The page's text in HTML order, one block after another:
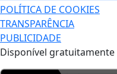
POLÍTICA DE COOKIES
TRANSPARÊNCIA
PUBLICIDADE
Disponível